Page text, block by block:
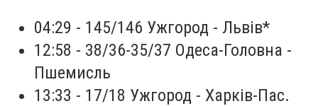
04:29 - 145/146 Ужгород - Львів*
12:58 - 38/36-35/37 Одеса-Головна -
Пшемисль
13:33 - 17/18 Ужгород - Харків-Пас.